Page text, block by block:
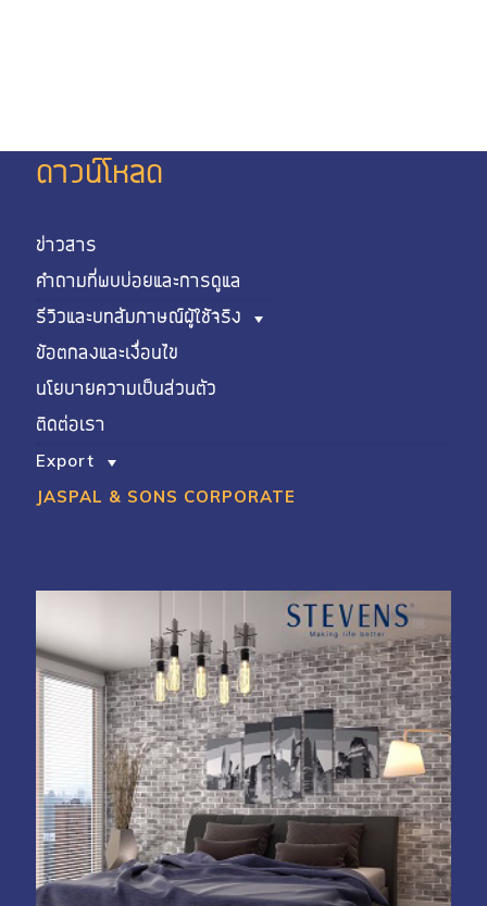
ดาวน์โหลด
ข่าวสาร
คำถามที่พบบ่อยและการดูแล
รีวิวและบทสัมภาษณ์ผู้ใช้จริง
ข้อตกลงและเงื่อนไข
นโยบายความเป็นส่วนตัว
ติดต่อเรา
Export
JASPAL & SONS CORPORATE